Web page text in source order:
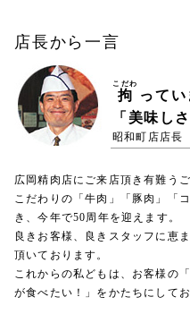
店長から一言
拘
こだわ
ってい
「美味し
昭和町店店長
広岡精肉店にご来店頂き有難うご
こだわりの「牛肉」「豚肉」「
き、今年で50周年を迎えます。
良きお客様、良きスタッフに恵
頂いております。
これからの私どもは、お客様の
が食べたい！」をかたちにして